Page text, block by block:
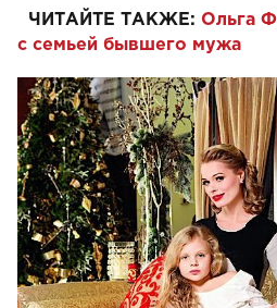
ЧИТАЙТЕ ТАКЖЕ: Ольга
с семьей бывшего мужа